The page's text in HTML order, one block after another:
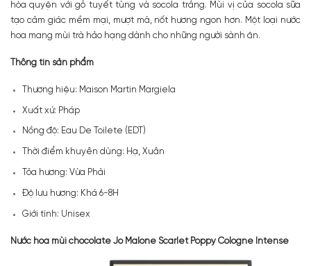
hòa quyện với gỗ tuyết tùng và socola trắng. Mùi vị của socola sữa
tạo cảm giác mềm mại, mượt mà, nốt hương ngon hơn. Một loại nước
hoa mang mùi trà hảo hạng dành cho những người sành ăn.
Thông tin sản phẩm
Thương hiệu: Maison Martin Margiela
Xuất xứ: Pháp
Nồng độ: Eau De Toilete (EDT)
Thời điểm khuyên dùng: Hạ, Xuân
Tỏa hương: Vừa Phải
Độ lưu hương: Khá 6-8H
Giới tính: Unisex
Nước hoa mùi chocolate Jo Malone Scarlet Poppy Cologne Intense